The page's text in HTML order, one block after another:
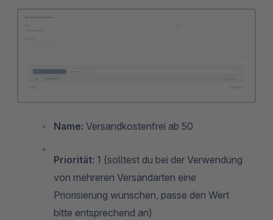
Name: Versandkostenfrei ab 50
Priorität: 1 (solltest du bei der Verwendung
von mehreren Versandarten eine
Priorisierung wünschen, passe den Wert
bitte entsprechend an)